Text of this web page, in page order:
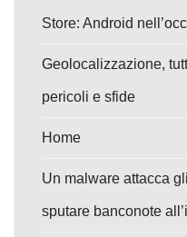
Store: Android
Geolocalizzazione,
pericoli e sfide
Home
Un malware attacca
sputare banconote